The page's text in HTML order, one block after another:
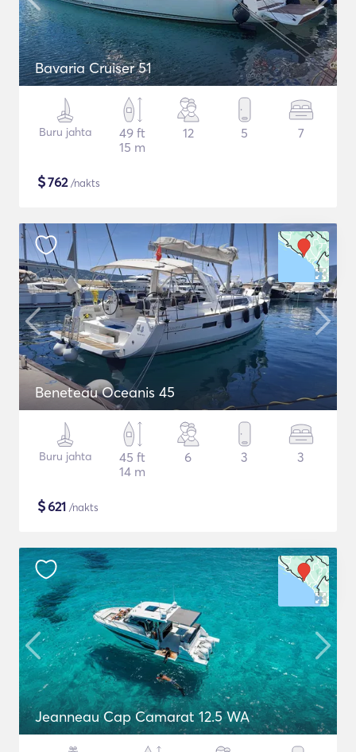
Bavaria Cruiser 51
Buru jahta
49 ft
15 m
12 5 7
$762/nakts
Beneteau Oceanis 45
Buru jahta
45 ft
14 m
6 3 3
$621 /nakts
Jeanneau Cap Camarat 12.5 WA